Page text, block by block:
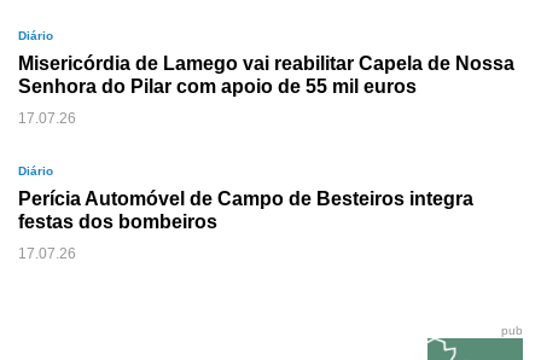
Diário
Misericórdia de Lamego vai reabilitar Capela de Nossa
Senhora do Pilar com apoio de 55 mil euros
17.07.26
Diário
Perícia Automóvel de Campo de Besteiros integra
festas dos bombeiros
17.07.26
pub